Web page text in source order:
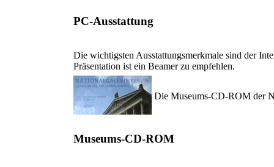
PC-Ausstattung
Die wichtigsten Ausstattungsmerkmale sind der
Präsentation ist ein Beamer zu empfehlen.
Die Museums-CD-ROM der
Museums-CD-ROM